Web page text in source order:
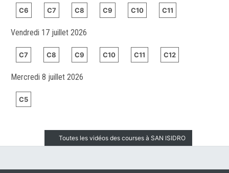
C6 C7 C8 C9 C10 C11
Vendredi 17 juillet 2026
C7 C8 C9 C10 C11 C12
Mercredi 8 juillet 2026
C5
Toutes les vidéos des courses à SAN ISIDRO